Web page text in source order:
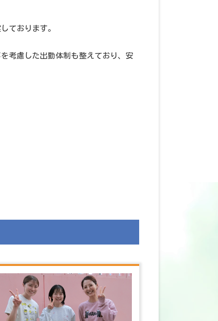
ております。
考慮した出勤体制も整えており、安